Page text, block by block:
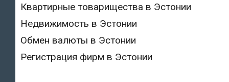
Квартирные товарищества в Эстонии
Недвижимость в Эстонии
Обмен валюты в Эстонии
Регистрация фирм в Эстонии